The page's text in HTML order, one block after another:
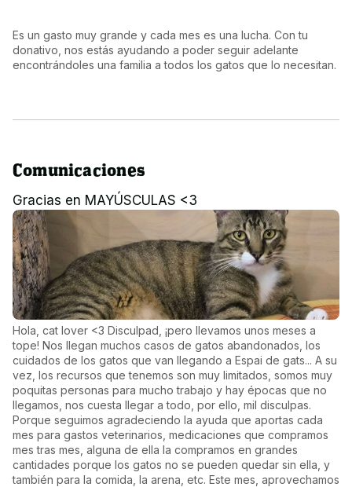
Es un gasto muy grande y cada mes es una lucha. Con tu
donativo, nos estás ayudando a poder seguir adelante
encontrándoles una familia a todos los gatos que lo necesitan.
Comunicaciones
Gracias en MAYÚSCULAS <3
Hola, cat lover <3 Disculpad, ¡pero llevamos unos meses a
tope! Nos llegan muchos casos de gatos abandonados, los
cuidados de los gatos que van llegando a Espai de gats... A su
vez, los recursos que tenemos son muy limitados, somos muy
poquitas personas para mucho trabajo y hay épocas que no
llegamos, nos cuesta llegar a todo, por ello, mil disculpas.
Porque seguimos agradeciendo la ayuda que aportas cada
mes para gastos veterinarios, medicaciones que compramos
mes tras mes, alguna de ella la compramos en grandes
cantidades porque los gatos no se pueden quedar sin ella, y
también para la comida, la arena, etc. Este mes, aprovechamos